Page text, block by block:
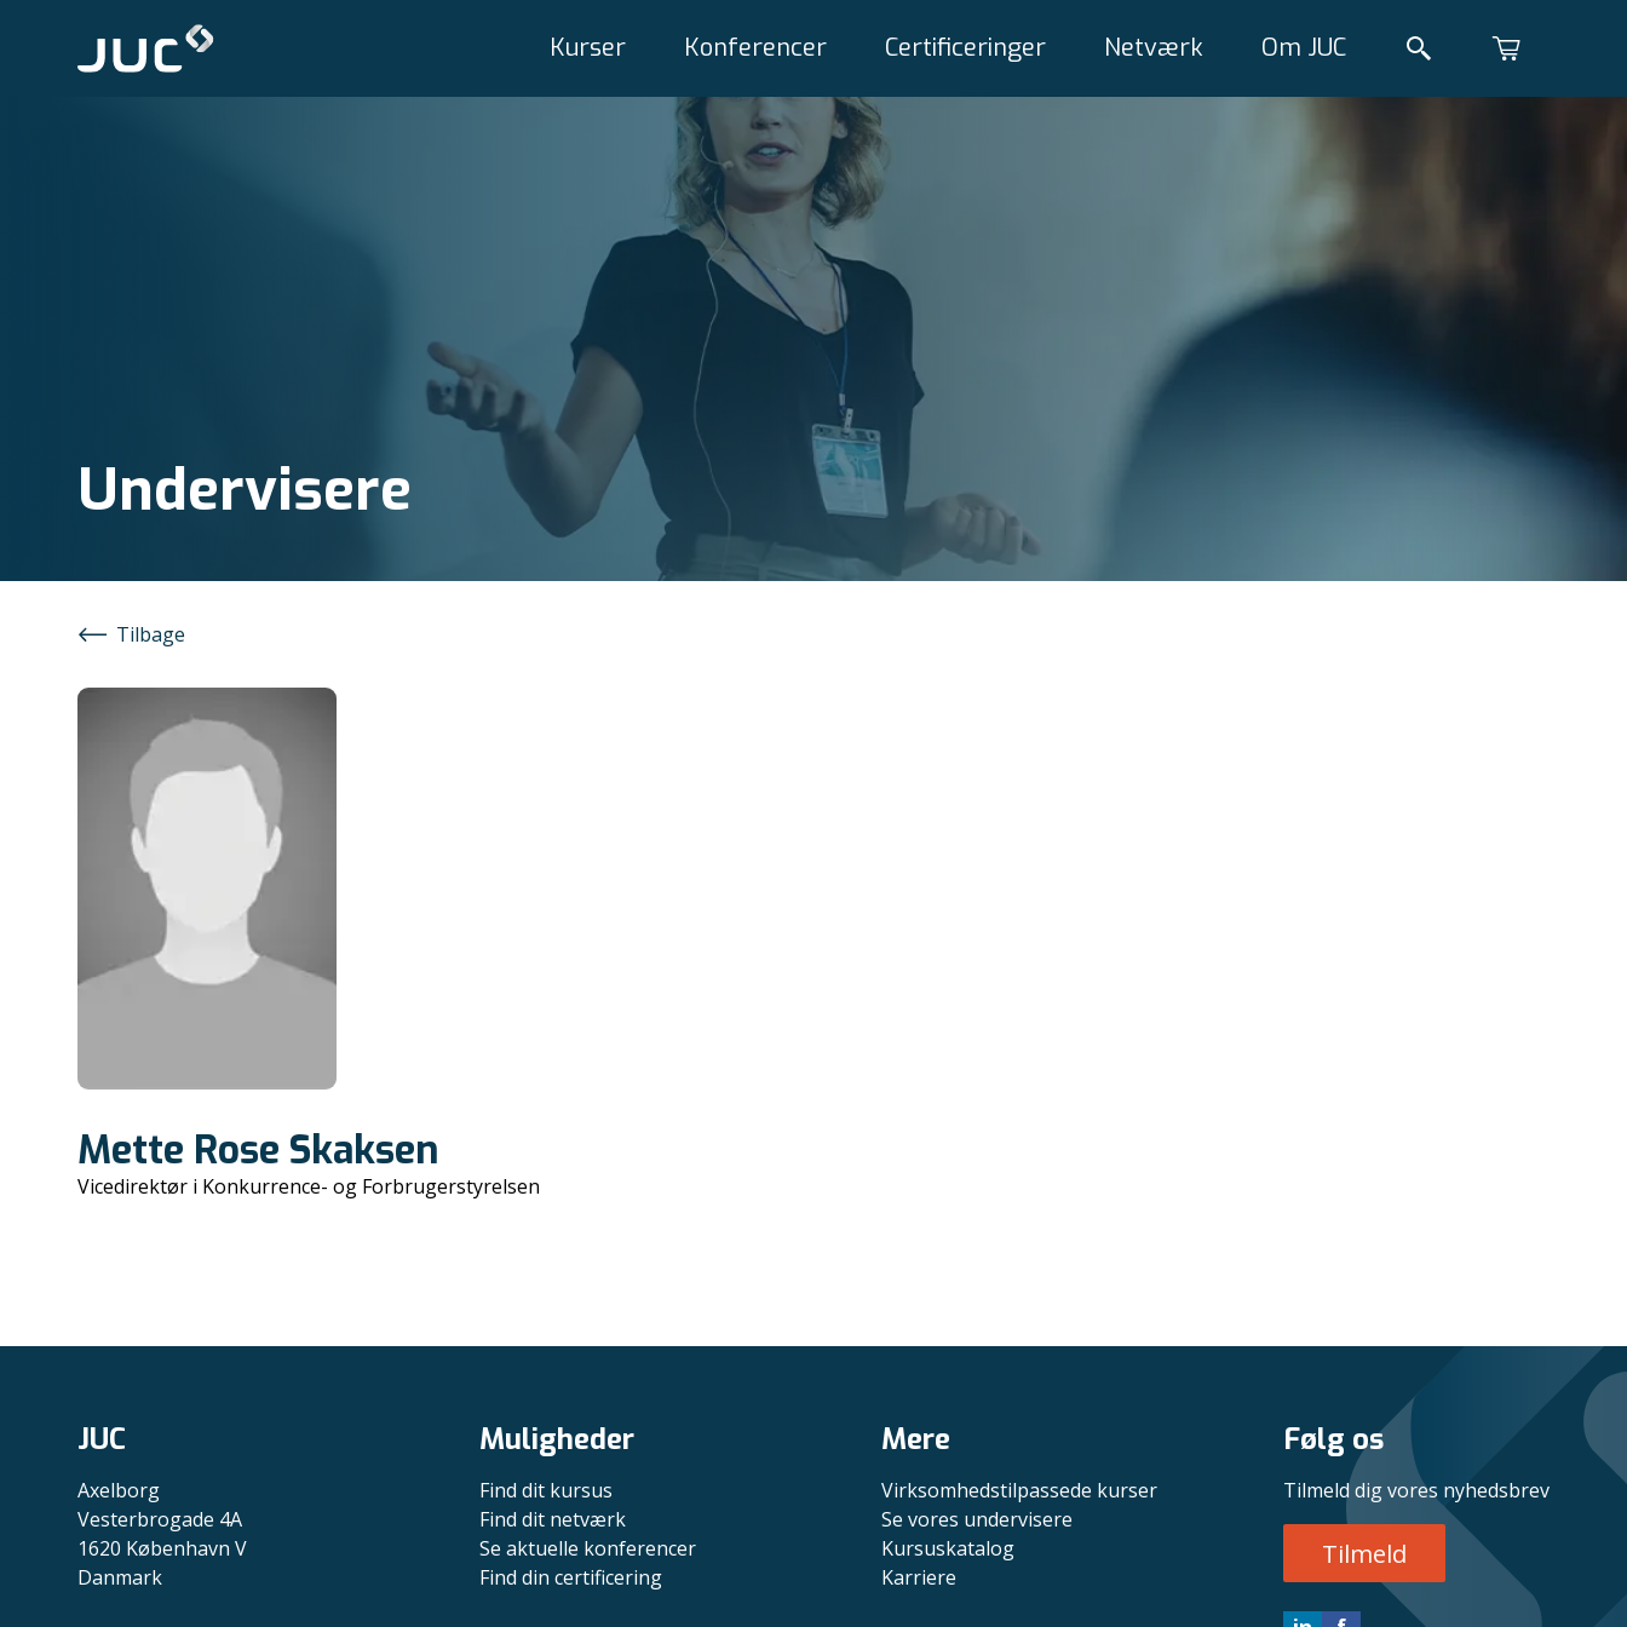
Kurser Konferencer Certificeringer Netværk Om JUC
Undervisere
Tilbage
Mette Rose Skaksen
Vicedirektør i Konkurrence- og Forbrugerstyrelsen
JUC
Axelborg
Vesterbrogade 4A
1620 København V
Danmark
Muligheder
Find dit kursus
Find dit netværk
Se aktuelle konferencer
Find din certificering
Mere
Virksomhedstilpassede kurser
Se vores undervisere
Kursuskatalog
Karriere
Følg os
Tilmeld dig vores nyhedsbrev
Tilmeld